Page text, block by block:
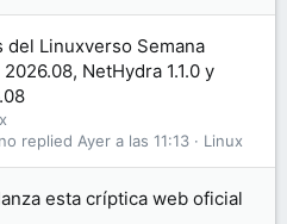
del Linuxverso Semana
NetHydra 1.1.0 y
Linux
Ayer a las 11:13
esta críptica web oficial